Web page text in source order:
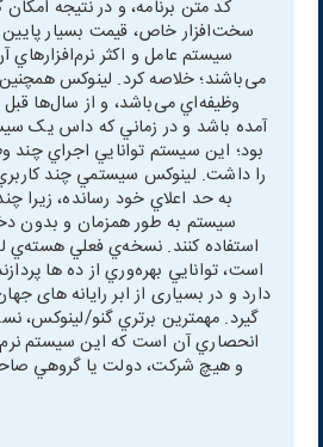
کد متن برنامه، و در نتيجه
سخت‌افزار خاص، قيمت بسيار
سيستم عامل و اکثر
می‌باشند؛ خلاصه کرد. لينوکس
وظيفه‌اي می‌باشد، و از سال‌ها قبل
آمده باشد و در زماني که داس يک
بود؛ اين سيستم توانايي اجراي
را داشت. لينوکس سيستمي چند
به حد اعلاي خود رسانده، زيرا
سيستم به طور همزمان و بدون
است، توانايي بهره‌وري از ده ها
دارد و در بسیاری از ابر رایانه های
گیرد. مهمترين برتري گنو/لينوکس،
انحصاري آن است که اين سيستم
و هيچ شرکت، دولت يا گروهي